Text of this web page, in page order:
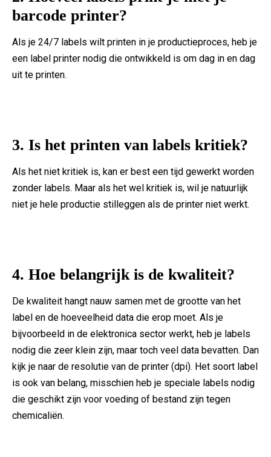
barcode printer?
Als je 24/7 labels wilt printen in je productieproces, heb je
een label printer nodig die ontwikkeld is om dag in en dag
uit te printen.
3. Is het printen van labels kritiek?
Als het niet kritiek is, kan er best een tijd gewerkt worden
zonder labels. Maar als het wel kritiek is, wil je natuurlijk
niet je hele productie stilleggen als de printer niet werkt.
4. Hoe belangrijk is de kwaliteit?
De kwaliteit hangt nauw samen met de grootte van het
label en de hoeveelheid data die erop moet. Als je
bijvoorbeeld in de elektronica sector werkt, heb je labels
nodig die zeer klein zijn, maar toch veel data bevatten. Dan
kijk je naar de resolutie van de printer (dpi). Het soort label
is ook van belang, misschien heb je speciale labels nodig
die geschikt zijn voor voeding of bestand zijn tegen
chemicaliën.